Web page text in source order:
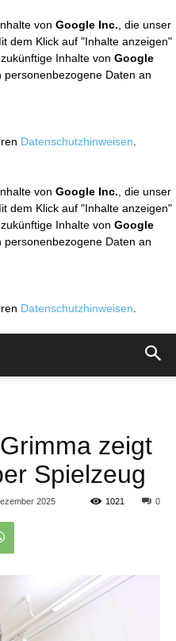
von Google Inc. , die unser
dem Klick auf "Inhalte anzeigen"
Inhalte von Google
Daten an
Datenschutzhinweisen
von Google Inc. , die unser
dem Klick auf "Inhalte anzeigen"
Inhalte von Google
Daten an
Datenschutzhinweisen
zeigt
Spielzeug
2025 0
1021